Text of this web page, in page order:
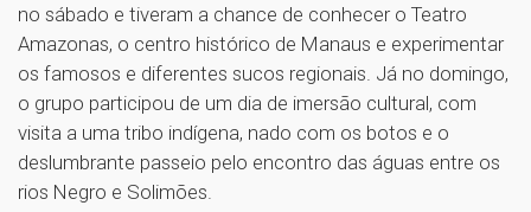
no sábado e tiveram a chance de conhecer o Teatro
Amazonas, o centro histórico de Manaus e experimentar
os famosos e diferentes sucos regionais. Já no domingo,
o grupo participou de um dia de imersão cultural, com
visita a uma tribo indígena, nado com os botos e o
deslumbrante passeio pelo encontro das águas entre os
rios Negro e Solimões.